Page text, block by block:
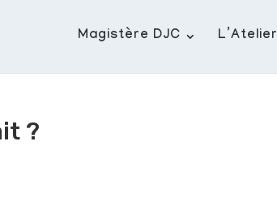
Magistère DJC L’Atelier
?